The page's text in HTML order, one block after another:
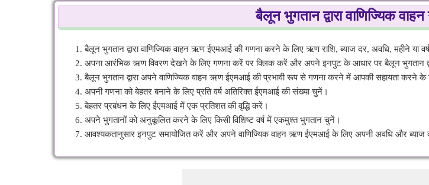
बैलून भुगतान द्वारा वाणिज्यिक
बैलून भुगतान द्वारा वाणिज्यिक वाहन ऋण ईएमआई की गणना करने के लिए ऋण राशि, ब्याज दर, अवधि, महीने या
अपना आरंभिक ऋण विवरण देखने के लिए गणना करें पर क्लिक करें और अपने इनपुट के आधार पर बैलून भुगतान
बैलून भुगतान द्वारा अपने वाणिज्यिक वाहन ऋण ईएमआई की प्रभावी रूप से गणना करने में आपकी सहायता करने
अपनी गणना को बेहतर बनाने के लिए प्रति वर्ष अतिरिक्त ईएमआई की संख्या चुनें।
बेहतर प्रबंधन के लिए ईएमआई में एक प्रतिशत की वृद्धि करें।
अपने भुगतानों को अनुकूलित करने के लिए किसी विशिष्ट वर्ष में एकमुश्त भुगतान चुनें।
आवश्यकतानुसार इनपुट समायोजित करें और अपने वाणिज्यिक वाहन ऋण ईएमआई के लिए अपनी अवधि और